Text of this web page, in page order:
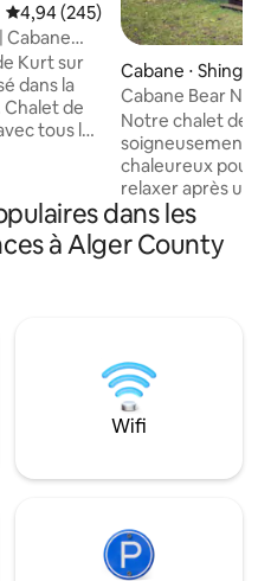
Évaluation moyenne sur la
4,94 (245)
Cabane
Kurt sur
dans la
tous les
four à
à glaçons.
lit
pistes de
et
voiture
Cabane ⋅
Cabane Bear
Rocks, jacuzzi
Notre chalet de
soigneusement
chaleureux pour
relaxer après une
découvrir le
Lakeshore. Situé
Michigan. Chambre au rez-de-chaussée
avec plans de
d'une plaque de
four à micro-
bain complète,
extérieur et grill
dans les
à Alger County
Wifi